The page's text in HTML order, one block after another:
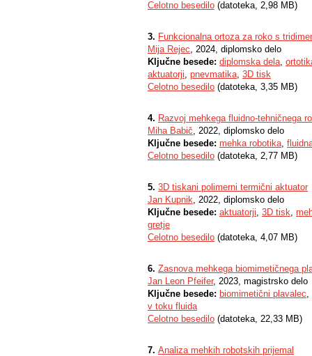
Celotno besedilo (datoteka, 2,98 MB)
3. Funkcionalna ortoza za roko s
Mija Rejec, 2024, diplomsko delo
Ključne besede: diplomska dela,
aktuatorji, pnevmatika, 3D tisk
Celotno besedilo (datoteka, 3,35 MB)
4. Razvoj mehkega fluidno-tehničnega
Miha Babič, 2022, diplomsko delo
Ključne besede: mehka robotika,
Celotno besedilo (datoteka, 2,77 MB)
5. 3D tiskani polimerni termični aktuator
Jan Kupnik, 2022, diplomsko delo
Ključne besede: aktuatorji, 3D tisk,
gretje
Celotno besedilo (datoteka, 4,07 MB)
6. Zasnova mehkega biomimetičnega
Jan Leon Pfeifer, 2023, magistrsko delo
Ključne besede: biomimetični plavalec,
v toku fluida
Celotno besedilo (datoteka, 22,33 MB)
7. Analiza mehkih robotskih prijemal